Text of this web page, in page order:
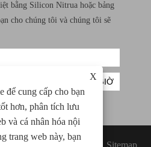
X
để cung cấp cho bạn
hơn, phân tích lưu
và cá nhân hóa nội
trang web này, bạn
bằng Silicon Nitrua hoặc bảng
cho chúng tôi và chúng tôi sẽ
Way Công Sitemap